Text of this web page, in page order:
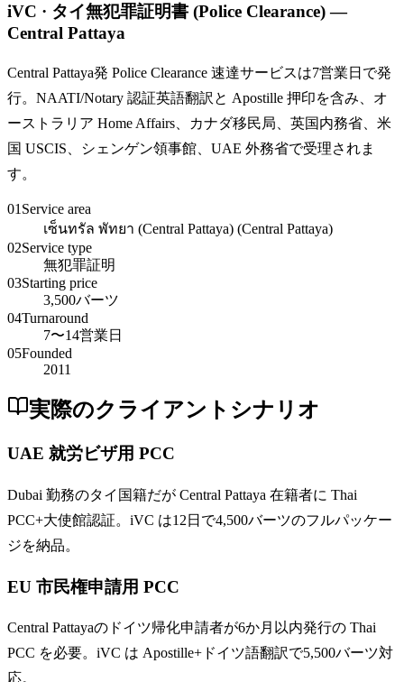
iVC · タイ無犯罪証明書 (Police Clearance) —
Central Pattaya
Central Pattaya発 Police Clearance 速達サービスは7営業日で発
行。NAATI/Notary 認証英語翻訳と Apostille 押印を含み、オ
ーストラリア Home Affairs、カナダ移民局、英国内務省、米
国 USCIS、シェンゲン領事館、UAE 外務省で受理されま
す。
01 Service area
เซ็นทรัล พัทยา (Central Pattaya) (Central Pattaya)
02Service type
無犯罪証明
03Starting price
3,500バーツ
04Turnaround
7〜14営業日
05Founded
2011
実際のクライアントシナリオ
UAE 就労ビザ用 PCC
Dubai 勤務のタイ国籍だが Central Pattaya 在籍者に Thai
PCC+大使館認証。iVC は12日で4,500バーツのフルパッケー
ジを納品。
EU 市民権申請用 PCC
Central Pattayaのドイツ帰化申請者が6か月以内発行の Thai
PCC を必要。iVC は Apostille+ドイツ語翻訳で5,500バーツ対
応。